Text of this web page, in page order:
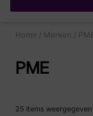
Home / Merken /
PME
25 items weergegeven